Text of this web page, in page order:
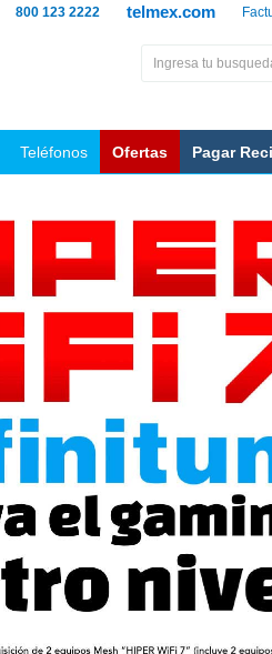
telmex.com
800 123 2222
Teléfonos Ofertas Pagar